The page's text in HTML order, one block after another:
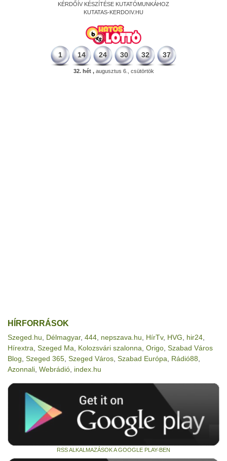
KÉRDŐÍV KÉSZÍTÉSE KUTATÓMUNKÁHOZ
KUTATAS-KERDOIV.HU
1 14 24 30 32 37
32. hét ,augusztus 6., csütörtök
HÍRFORRÁSOK
Szeged.hu Délmagyar, 444 nepszava.hu HírTv, HVG hir24
Hírextra Szeged Ma Kolozsvári szalonna Origo Szabad Város
Blog Szeged 365 Szeged Város Szabad Európa Rádió88
Azonnali Webrádió index.hu
RSS ALKALMAZÁSOK A GOOGLE PLAY-BEN